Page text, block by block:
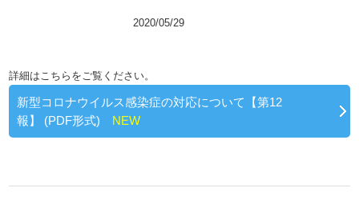
2020/05/29
詳細はこちらをご覧ください。
新型コロナウイルス感染症の対応について【第12
報】 (PDF形式) NEW